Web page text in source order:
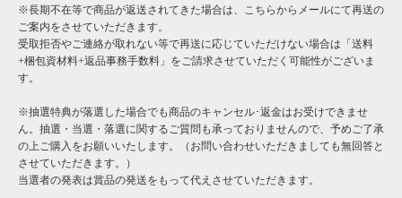
※長期不在等で商品が返送されてきた場合は、こちらからメールにて再送の
ご案内をさせていただきます。
受取拒否やご連絡が取れない等で再送に応じていただけない場合は「送料
+梱包資材料+返品事務手数料」をご請求させていただく可能性がございま
す。
※抽選特典が落選した場合でも商品のキャンセル･返金はお受けできませ
ん。抽選・当選・落選に関するご質問も承っておりませんので、予めご了承
の上ご購入をお願いいたします。（お問い合わせいただきましても無回答と
させていただきます。）
当選者の発表は賞品の発送をもって代えさせていただきます。